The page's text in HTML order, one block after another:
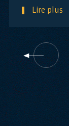
Lire plus